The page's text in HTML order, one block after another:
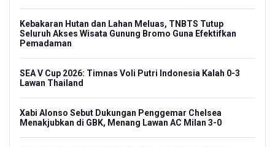
Kebakaran Hutan dan Lahan Meluas, TNBTS Tutup
Seluruh Akses Wisata Gunung Bromo Guna Efektifkan
Pemadaman
SEA V Cup 2026: Timnas Voli Putri Indonesia Kalah 0-3
Lawan Thailand
Xabi Alonso Sebut Dukungan Penggemar Chelsea
Menakjubkan di GBK, Menang Lawan AC Milan 3-0